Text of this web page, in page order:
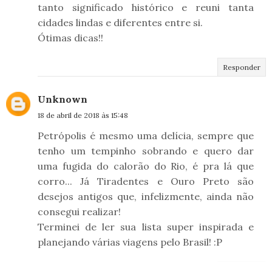
tanto significado histórico e reuni tanta
cidades lindas e diferentes entre si.
Ótimas dicas!!
Responder
Unknown
18 de abril de 2018 às 15:48
Petrópolis é mesmo uma delícia, sempre que
tenho um tempinho sobrando e quero dar
uma fugida do calorão do Rio, é pra lá que
corro... Já Tiradentes e Ouro Preto são
desejos antigos que, infelizmente, ainda não
consegui realizar!
Terminei de ler sua lista super inspirada e
planejando várias viagens pelo Brasil! :P